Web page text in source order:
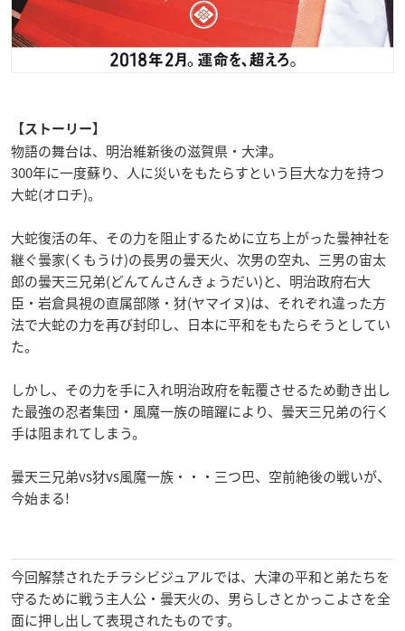
【ストーリー】
物語の舞台は、明治維新後の滋賀県・大津。
300年に一度蘇り、人に災いをもたらすという巨大な力を持つ
大蛇(オロチ)。
大蛇復活の年、その力を阻止するために立ち上がった曇神社を
継ぐ曇家(くもうけ)の長男の曇天火、次男の空丸、三男の宙太
郎の曇天三兄弟(どんてんさんきょうだい)と、明治政府右大
臣・岩倉具視の直属部隊・犲(ヤマイヌ)は、それぞれ違った方
法で大蛇の力を再び封印し、日本に平和をもたらそうとしてい
た。
しかし、その力を手に入れ明治政府を転覆させるため動き出し
た最強の忍者集団・風魔一族の暗躍により、曇天三兄弟の行く
手は阻まれてしまう。
曇天三兄弟vs犲vs風魔一族・・・三つ巴、空前絶後の戦いが、
今始まる!
今回解禁されたチラシビジュアルでは、大津の平和と弟たちを
守るために戦う主人公・曇天火の、男らしさとかっこよさを全
面に押し出して表現されたものです。